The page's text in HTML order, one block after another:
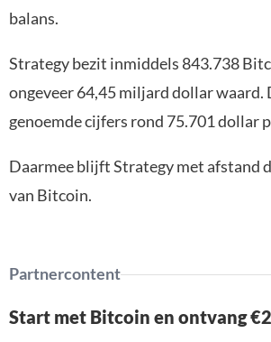
balans.
Strategy bezit inmiddels 843.738
ongeveer 64,45 miljard dollar
genoemde cijfers rond 75.701 dollar
Daarmee blijft Strategy met afstand
van Bitcoin.
Partnercontent
Start met Bitcoin en ontvang